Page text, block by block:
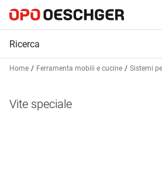
Home Ferramenta mobili e cucine Sistemi
Vite speciale